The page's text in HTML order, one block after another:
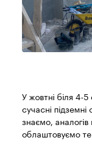
У жовтні біля 4-
сучасні
знаємо,
облаштовуємо